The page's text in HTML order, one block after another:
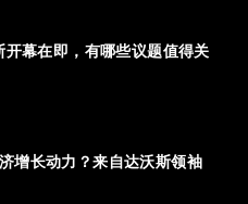
幕在即，有哪些议题值得关
增长动力？来自达沃斯领袖